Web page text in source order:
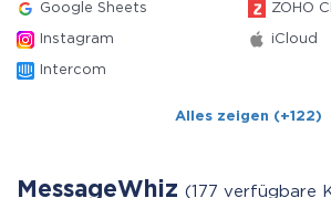
Google Sheets ZOHO
Instagram iCloud
Intercom
Alles zeigen (+122)
MessageWhiz (177 verfügbare